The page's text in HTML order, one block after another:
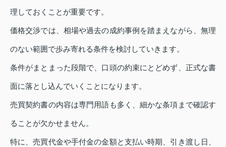
理しておくことが重要です。
価格交渉では、相場や過去の成約事例を踏まえながら、無理
のない範囲で歩み寄れる条件を検討していきます。
条件がまとまった段階で、口頭の約束にとどめず、正式な書
面に落とし込んでいくことになります。
売買契約書の内容は専門用語も多く、細かな条項まで確認す
ることが欠かせません。
特に、売買代金や手付金の金額と支払い時期、引き渡し日、